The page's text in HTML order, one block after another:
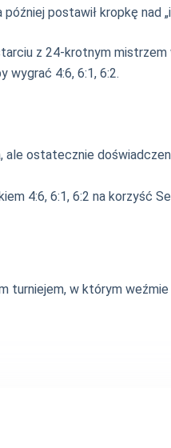
postawił kropkę nad
z 24-krotnym
wygrać 4:6, 6:1, 6:2.
ale ostatecznie
4:6, 6:1, 6:2 na korzyść
turniejem, w którym weźmie